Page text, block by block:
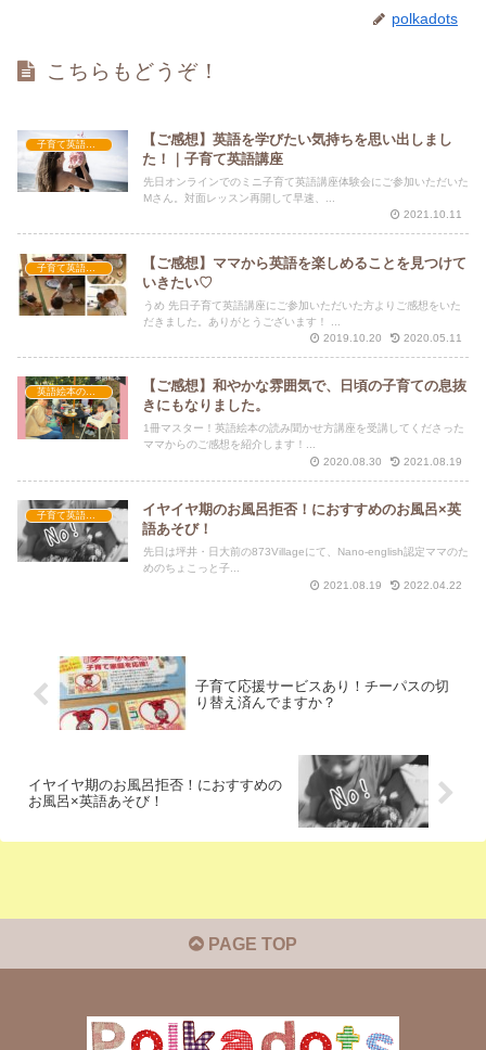
polkadots
こちらもどうぞ！
【ご感想】英語を学びたい気持ちを思い出しまし
た！｜子育て英語講座
先日オンラインでのミニ子育て英語講座体験会にご参加いただいた
Mさん。対面レッスン再開して早速、...
2021.10.11
【ご感想】ママから英語を楽しめることを見つけて
いきたい♡
うめ 先日子育て英語講座にご参加いただいた方よりご感想をいた
2019.10.20
2020.05.11
【ご感想】和やかな雰囲気で、日頃の子育ての息抜
きにもなりました。
1冊マスター！英語絵本の読み聞かせ方講座を受講してくださった
ママからのご感想を紹介します！...
2020.08.30
2021.08.19
イヤイヤ期のお風呂拒否！におすすめのお風呂×英
語あそび！
先日は坪井・日大前の873Villageにて、Nano-english認定ママのた
めのちょこっと子...
2021.08.19
2022.04.22
子育て応援サービスあり！チーパスの切
り替え済んでますか？
イヤイヤ期のお風呂拒否！におすすめの
お風呂×英語あそび！
PAGE TOP